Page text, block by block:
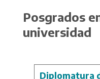
Posgrados
universidad
Diplomatura